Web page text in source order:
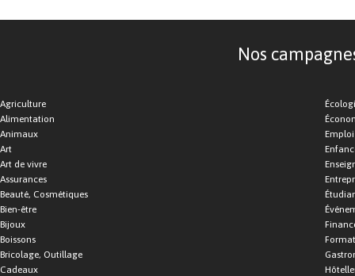
Nos
Agriculture
Alimentation
Animaux
Art
Art de vivre
Assurances
Beauté, Cosmétiques
Bien-être
Bijoux
Boissons
Bricolage, Outillage
Cadeaux
Emploi